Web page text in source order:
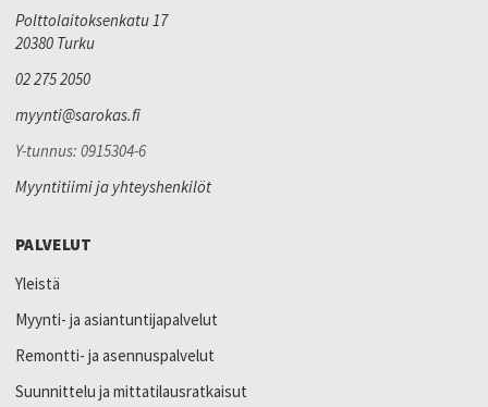
Polttolaitoksenkatu 17
20380 Turku
02 275 2050
myynti@sarokas.fi
Y-tunnus: 0915304-6
Myyntitiimi ja yhteyshenkilöt
PALVELUT
Yleistä
Myynti- ja asiantuntijapalvelut
Remontti- ja asennuspalvelut
Suunnittelu ja mittatilausratkaisut